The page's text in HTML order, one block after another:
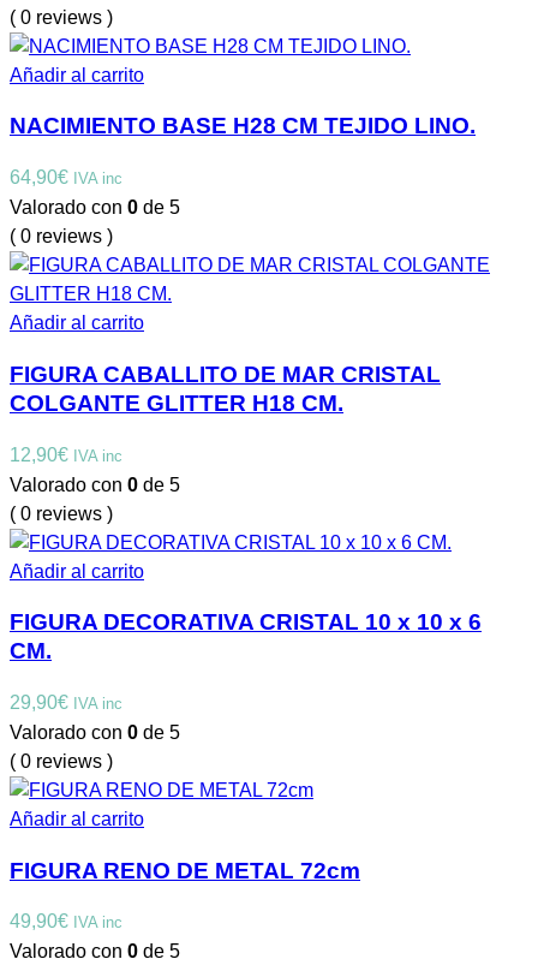
( 0 reviews )
Añadir al carrito
NACIMIENTO BASE H28 CM TEJIDO LINO.
64,90€ IVA inc
Valorado con 0 de 5
( 0 reviews )
Añadir al carrito
FIGURA CABALLITO DE MAR CRISTAL
COLGANTE GLITTER H18 CM.
12,90€ IVA inc
Valorado con 0 de 5
( 0 reviews )
Añadir al carrito
FIGURA DECORATIVA CRISTAL 10 x 10 x 6
CM.
29,90€ IVA inc
Valorado con 0 de 5
( 0 reviews )
Añadir al carrito
FIGURA RENO DE METAL 72cm
49,90€ IVA inc
Valorado con 0 de 5